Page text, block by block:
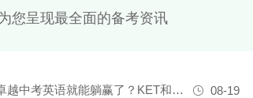
您呈现最全面的备考资讯
KET拿到卓越中考英语就能躺赢了？KET和中考英语真实难度对比 08-19